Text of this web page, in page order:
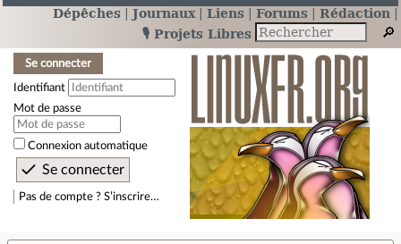
Dépêches Journaux Liens Forums
Rédaction
🎙️ Projets Libres
Se connecter
Identifiant
Mot de passe
Connexion automatique
Pas de compte ? S’inscrire…